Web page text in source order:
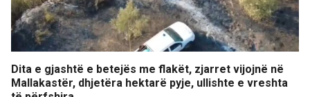
Dita e gjashtë e betejës me flakët, zjarret vijojnë në
Mallakastër, dhjetëra hektarë pyje, ullishte e vreshta